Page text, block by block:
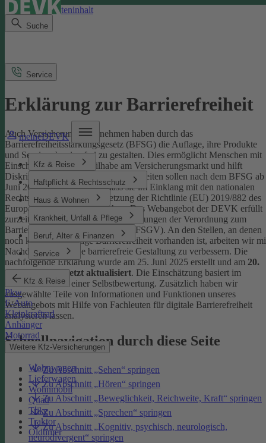
Direkt zum Seiteninhalt
Suche
meineDEVK
Kfz & Reise
Haftpflicht & Rechtsschutz
Haus & Wohnen
Krankheit, Unfall & Pflege
Beruf, Alter & Finanzen
Service
Kfz & Reise
Pkw
E-Auto
Kleinkraftrad
Anhänger
Motorrad
Weitere Kfz-Versicherungen
Wohnwagen
Lieferwagen
Wohnmobil
Quad
Trike
Traktor
Oldtimer
Service
Erklärung zur Barrierefreiheit
Auch Versicherungsunternehmen haben durch das
Barrierefreiheitsstärkungsgesetz (BFSG) die Auflage, ihre Produkte
und Services barrierefrei zu gestalten. Dies ermöglicht Menschen mit
Einschränkungen die Teilhabe am Versicherungsmarkt und hilft
Diskriminierung abzubauen. Internetseiten sollen nach dem BFSG ab
Juni 2025 so gestaltet sein, dass sie im Einklang mit den nationalen
Rechtsvorschriften zur Umsetzung der Richtlinie (EU) 2019/882 des
Europäischen Parlaments stehen.Das Webangebot der DEVK erfüllt
zurzeit nicht vollständig die Anforderungen der Verordnung zum
Barrierefreiheitsstärkungsgesetz (BFSGV). An den Stellen, an denen
noch keine vollständige Barrierefreiheit vorhanden ist, arbeiten wir
Nachdruck daran, die barrierefreie Gestaltung zu verbessern. Die
nachfolgende Erklärung wurde am 25. Juni 2025 erstellt und am 20.
Januar 2026 zuletzt aktualisiert. Die Einschätzung basiert im
Wesentlichen auf einer Selbstbewertung. Zusätzlich haben wir
ausgewählte Teile von Informationen und Funktionen unseres
Webangebots mit Hilfe von Fachleuten für digitale Barrierefreiheit
analysieren lassen.
Schnellnavigation durch diese Seite
Zu Abschnitt „Sehen“ springen
Zu Abschnitt „Hören“ springen
Zu Abschnitt „Beweglichkeit, Reichweite, Kraft“ springen
Zu Abschnitt „Sprechen“ springen
Zu Abschnitt „Kognitiv, psychisch, neurologisch,
neurodivergent“ springen